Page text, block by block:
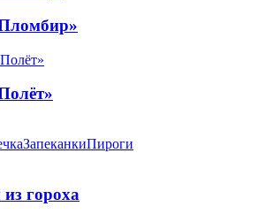
ЗапеканкиПироги
гороха